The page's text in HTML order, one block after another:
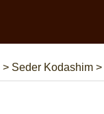
> Seder Kodashim >